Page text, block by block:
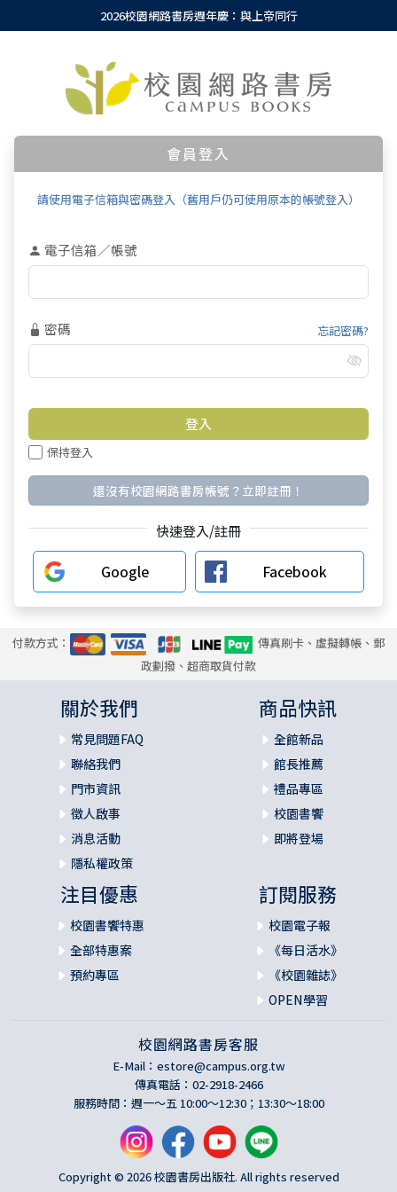
2026校園網路書房週年慶：與上帝同行
會員登入
請使用電子信箱與密碼登入（舊用戶仍可使用原本的帳號登入）
電子信箱／帳號
密碼 忘記密碼?
保持登入
還沒有校園網路書房帳號？立即註冊！
快速登入/註冊
Google Facebook
付款方式：
傳真刷卡、虛擬轉帳、郵
政劃撥、超商取貨付款
關於我們
常見問題FAQ
聯絡我們
門市資訊
徵人啟事
消息活動
隱私權政策
商品快訊
全館新品
館長推薦
禮品專區
校園書饗
即將登場
注目優惠
校園書饗特惠
全部特惠案
預約專區
訂閱服務
校園電子報
《每日活水》
《校園雜誌》
OPEN學習
校園網路書房客服
E-Mail： estore@campus.org.tw
傳真電話：02-2918-2466
服務時間：週一～五 10:00～12:30；13:30～18:00
Copyright © 2026 校園書房出版社. All rights reserved